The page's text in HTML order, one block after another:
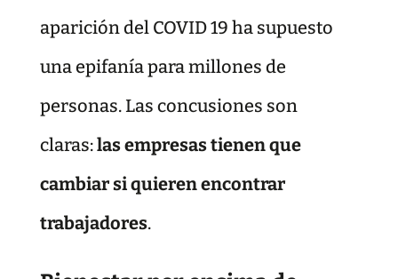
aparición del COVID 19 ha supuesto
una epifanía para millones de
personas. Las concusiones son
claras:las empresas tienen que
cambiar si quieren encontrar
trabajadores.